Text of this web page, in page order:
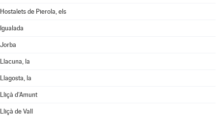
Hostalets de Pierola, els
Igualada
Jorba
Llacuna, la
Llagosta, la
Lliçà d'Amunt
Lliçà de Vall